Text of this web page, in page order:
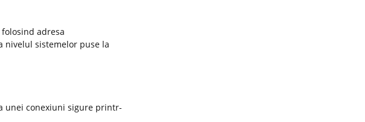
adresa
nivelul sistemelor puse la
unei conexiuni sigure printr-